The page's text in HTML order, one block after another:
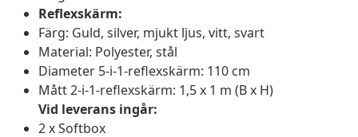
Reflexskärm:
Färg: Guld, silver, mjukt ljus, vitt, svart
Material: Polyester, stål
Diameter 5-i-1-reflexskärm: 110 cm
Mått 2-i-1-reflexskärm: 1,5 x 1 m (B x H)
Vid leverans ingår:
2 x Softbox